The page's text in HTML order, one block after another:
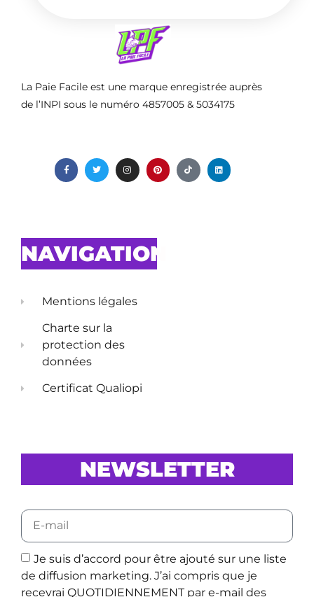
La Paie Facile est une marque enregistrée auprès
de l’INPI sous le numéro 4857005 & 5034175
NAVIGATION
Mentions légales
Charte sur la
protection des
données
Certificat Qualiopi
NEWSLETTER
Je suis d’accord pour être ajouté sur une liste
de diffusion marketing. J’ai compris que je
recevrai QUOTIDIENNEMENT par e-mail des